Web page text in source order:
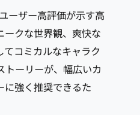
ーザー高評価が示す高
ークな世界観、爽快な
てコミカルなキャラク
トーリーが、幅広いカ
に強く推奨できるた